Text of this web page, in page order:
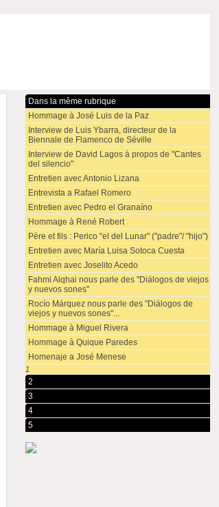
Dans la même rubrique
Hommage à José Luis de la Paz
Interview de Luis Ybarra, directeur de la
Biennale de Flamenco de Séville
Interview de David Lagos à propos de "Cantes
del silencio"
Entretien avec Antonio Lizana
Entrevista a Rafael Romero
Entretien avec Pedro el Granaíno
Hommage à René Robert
Père et fils : Perico "el del Lunar" ("padre"/ "hijo")
Entretien avec María Luisa Sotoca Cuesta
Entretien avec Joselito Acedo
Fahmi Alqhai nous parle des "Diálogos de viejos
y nuevos sones"
Rocío Márquez nous parle des "Diálogos de
viejos y nuevos sones"...
Hommage à Miguel Rivera
Hommage à Quique Paredes
Homenaje a José Menese
1
2
3
4
5